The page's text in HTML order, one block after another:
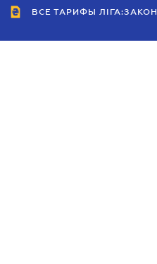
ВСЕ ТАРИФЫ ЛІГА:ЗАКОН